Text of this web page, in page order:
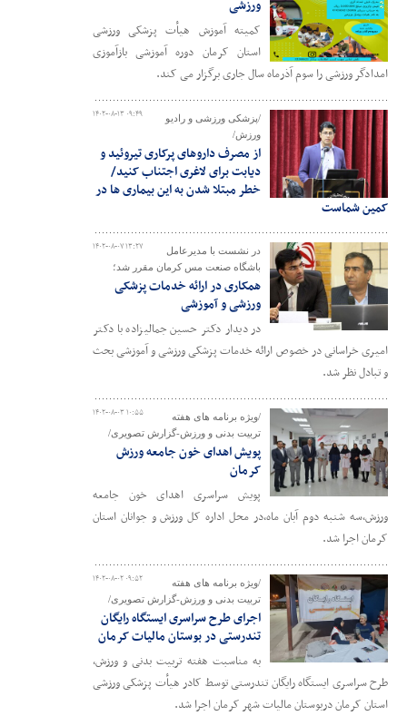
ورزشی
کمیته آموزش هیأت پزشکی ورزشی
استان کرمان دوره آموزشی بازآموزی
امدادگر ورزشی را سوم آذرماه سال جاری برگزار می کند.
۱۴۰۲-۰۸-۱۳ ۰۹:۴۹
/پزشکی ورزشی و رادیو
ورزش/
از مصرف داروهای پرکاری تیروئید و
دیابت برای لاغری اجتناب کنید/
خطر مبتلا شدن به این بیماری ها در
کمین شماست
۱۴۰۲-۰۸-۰۷ ۱۳:۲۷
در نشست با مدیرعامل
باشگاه صنعت مس کرمان مقرر شد؛
همکاری در ارائه خدمات پزشکی
ورزشی و آموزشی
در دیدار دکتر حسین جمالیزاده با دکتر
امیری خراسانی در خصوص ارائه خدمات پزشکی ورزشی و آموزشی بحث
و تبادل نظر شد.
۱۴۰۲-۰۸-۰۳ ۱۰:۵۵
/ویژه برنامه های هفته
تربیت بدنی و ورزش-گزارش تصویری/
پویش اهدای خون جامعه ورزش
کرمان
پویش سراسری اهدای خون جامعه
ورزش،سه شنبه دوم آبان ماه،در محل اداره کل ورزش و جوانان استان
کرمان اجرا شد.
۱۴۰۲-۰۸-۰۲ ۰۹:۵۲
/ویژه برنامه های هفته
تربیت بدنی و ورزش-گزارش تصویری/
اجرای طرح سراسری ایستگاه رایگان
تندرستی در بوستان مالیات کرمان
به مناسبت هفته تربیت بدنی و ورزش،
طرح سراسری ایستگاه رایگان تندرستی توسط کادر هیأت پزشکی ورزشی
استان کرمان دربوستان مالیات شهر کرمان اجرا شد.